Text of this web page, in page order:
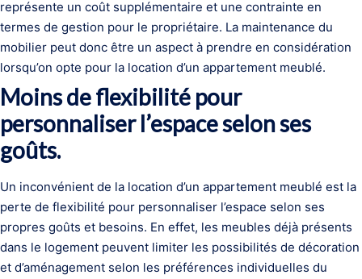
représente un coût supplémentaire et une contrainte en
termes de gestion pour le propriétaire. La maintenance du
mobilier peut donc être un aspect à prendre en considération
lorsqu’on opte pour la location d’un appartement meublé.
Moins de flexibilité pour
personnaliser l’espace selon ses
goûts.
Un inconvénient de la location d’un appartement meublé est la
perte de flexibilité pour personnaliser l’espace selon ses
propres goûts et besoins. En effet, les meubles déjà présents
dans le logement peuvent limiter les possibilités de décoration
et d’aménagement selon les préférences individuelles du